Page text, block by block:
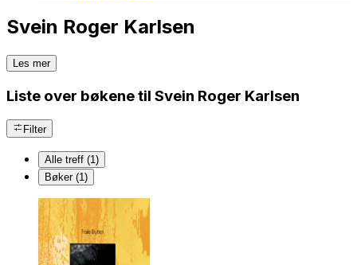
Svein Roger Karlsen
Les mer
Liste over bøkene til Svein Roger Karlsen
Filter
Alle treff (1)
Bøker (1)